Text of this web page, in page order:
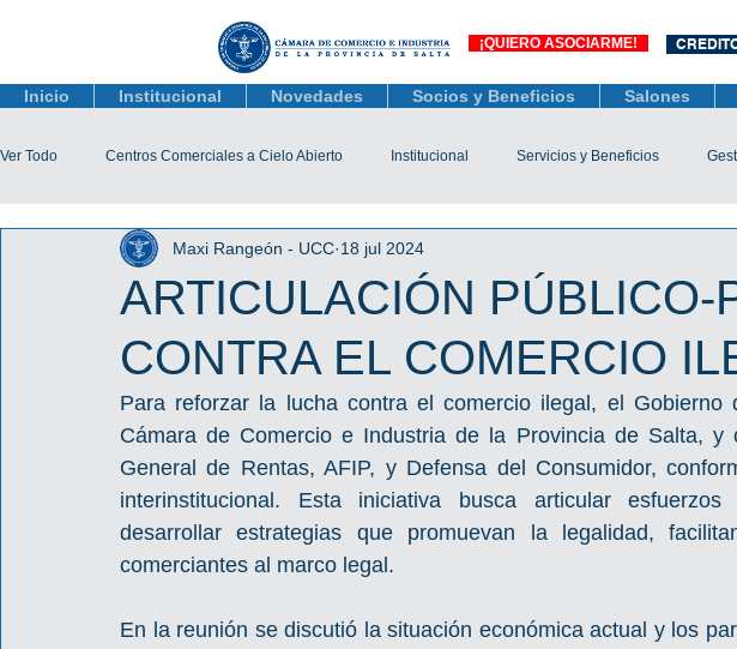
¡QUIERO ASOCIARME!
Inicio Institucional Novedades Socios y Beneficios Salones
Ver Todo Centros Comerciales a Cielo Abierto Institucional Servicios y Beneficios
Actualidad Comercial Capacitación y Eventos
Tienda Salta Salta Black Friday Jóvenes Mujeres Empresarias Mediación
Líneas de Crédito
ARTICULACIÓN PÚBLICO-
CONTRA EL COMERCIO
Maxi Rangeón - UCC 18 jul 2024
Para reforzar la lucha contra el comercio ilegal, el
Cámara de Comercio e Industria de la Provincia de Salta, y
General de Rentas, AFIP, y Defensa del Consumidor,
interinstitucional. Esta iniciativa busca articular
desarrollar estrategias que promuevan la legalidad,
comerciantes al marco legal.
En la reunión se discutió la situación económica actual y los